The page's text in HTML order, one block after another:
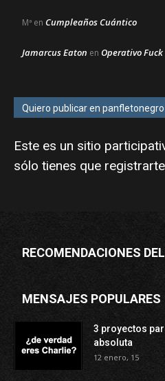
Mª en Cumpleaños Cuántico
Jamarcus Eaton en Operativo Fuck
Quiero publicar en panfletonegro
Este es un sitio
sólo tienes que registrarte
RECOMENDACIONES
MENSAJES POPULARES
3 proyectos
absoluta
12 enero, 15